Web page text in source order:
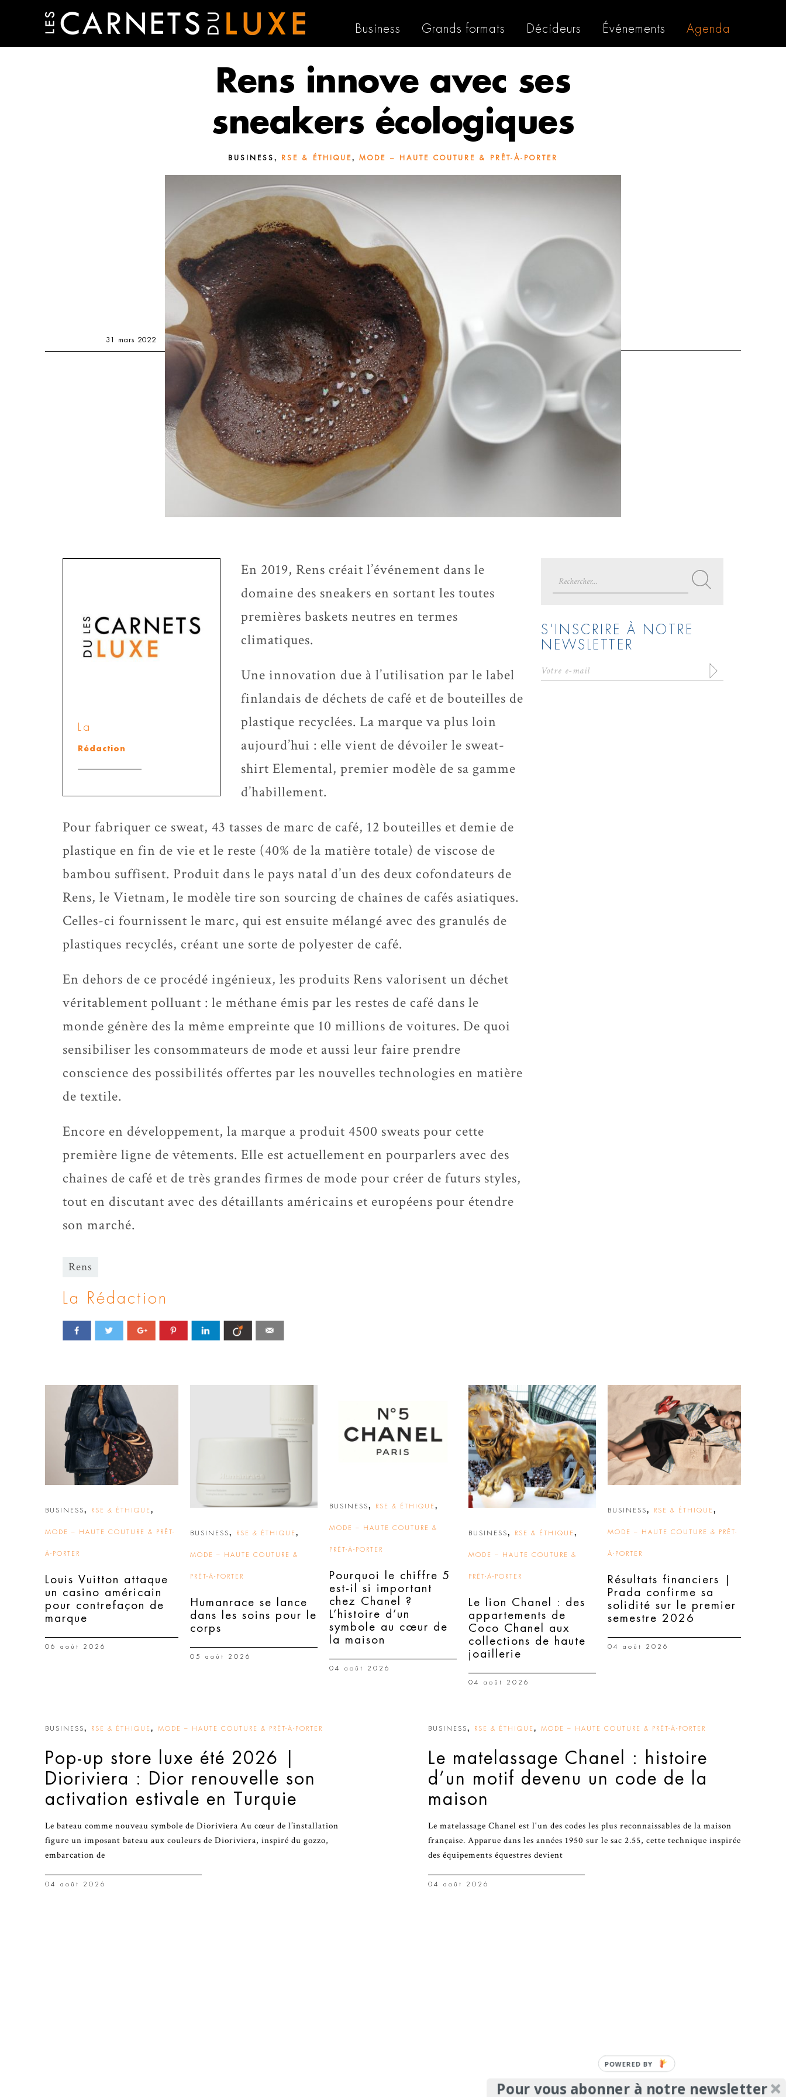
Business Grands formats Décideurs Événements Agenda
Rens innove avec ses
sneakers écologiques
BUSINESS , RSE & ÉTHIQUE, MODE – HAUTE COUTURE & PRÊT-À-PORTER
31 mars 2022
La
Rédaction
En 2019, Rens créait l’événement dans le
domaine des sneakers en sortant les toutes
premières baskets neutres en termes
climatiques.
Une innovation due à l’utilisation par le label
finlandais de déchets de café et de bouteilles de
plastique recyclées. La marque va plus loin
aujourd’hui : elle vient de dévoiler le sweat-
shirt Elemental, premier modèle de sa gamme
d’habillement.
Pour fabriquer ce sweat, 43 tasses de marc de café, 12 bouteilles et demie de
plastique en fin de vie et le reste (40% de la matière totale) de viscose de
bambou suffisent. Produit dans le pays natal d’un des deux cofondateurs de
Rens, le Vietnam, le modèle tire son sourcing de chaînes de cafés asiatiques.
Celles-ci fournissent le marc, qui est ensuite mélangé avec des granulés de
plastiques recyclés, créant une sorte de polyester de café.
En dehors de ce procédé ingénieux, les produits Rens valorisent un déchet
véritablement polluant : le méthane émis par les restes de café dans le
monde génère des la même empreinte que 10 millions de voitures. De quoi
sensibiliser les consommateurs de mode et aussi leur faire prendre
conscience des possibilités offertes par les nouvelles technologies en matière
de textile.
Encore en développement, la marque a produit 4500 sweats pour cette
première ligne de vêtements. Elle est actuellement en pourparlers avec des
chaînes de café et de très grandes firmes de mode pour créer de futurs styles,
tout en discutant avec des détaillants américains et européens pour étendre
son marché.
Rens
La Rédaction
for:
S'INSCRIRE À NOTRE
NEWSLETTER
BUSINESS, RSE & ÉTHIQUE ,
MODE – HAUTE COUTURE & PRÊT-
À-PORTER
Louis Vuitton attaque
un casino américain
pour contrefaçon de
marque
06 août 2026
BUSINESS, RSE & ÉTHIQUE ,
MODE – HAUTE COUTURE &
PRÊT-À-PORTER
Humanrace se lance
dans les soins pour le
corps
05 août 2026
BUSINESS, RSE & ÉTHIQUE ,
MODE – HAUTE COUTURE &
PRÊT-À-PORTER
Pourquoi le chiffre 5
est-il si important
chez Chanel ?
L’histoire d’un
symbole au cœur de
la maison
04 août 2026
BUSINESS, RSE & ÉTHIQUE ,
MODE – HAUTE COUTURE &
PRÊT-À-PORTER
Le lion Chanel : des
appartements de
Coco Chanel aux
collections de haute
joaillerie
04 août 2026
BUSINESS, RSE & ÉTHIQUE ,
MODE – HAUTE COUTURE & PRÊT-
À-PORTER
Résultats financiers |
Prada confirme sa
solidité sur le premier
semestre 2026
04 août 2026
BUSINESS, RSE & ÉTHIQUE , MODE – HAUTE COUTURE & PRÊT-À-PORTER
Pop-up store luxe été 2026 |
Dioriviera : Dior renouvelle son
activation estivale en Turquie
Le bateau comme nouveau symbole de Dioriviera Au cœur de l’installation
figure un imposant bateau aux couleurs de Dioriviera, inspiré du gozzo,
embarcation de
04 août 2026
BUSINESS, RSE & ÉTHIQUE , MODE – HAUTE COUTURE & PRÊT-À-PORTER
Le matelassage Chanel : histoire
d’un motif devenu un code de la
maison
Le matelassage Chanel est l'un des codes les plus reconnaissables de la maison
française. Apparue dans les années 1950 sur le sac 2.55, cette technique inspirée
des équipements équestres devient
04 août 2026
Pour vous abonner à notre newsletter
POWERED